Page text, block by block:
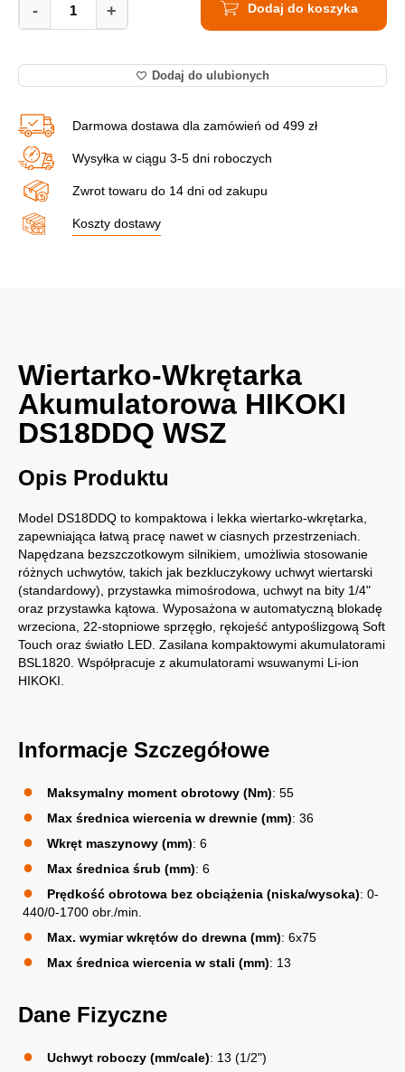
Wkrętarka
Akumulatorowa HIKOKI
WSZ
quantity
- + Dodaj do koszyka
Dodaj do ulubionych
Darmowa dostawa dla zamówień od 499 zł
Wysyłka w ciągu 3-5 dni roboczych
Zwrot towaru do 14 dni od zakupu
Koszty dostawy
Wiertarko-Wkrętarka
Akumulatorowa HIKOKI
DS18DDQ WSZ
Opis Produktu
Model DS18DDQ to kompaktowa i lekka wiertarko-wkrętarka,
zapewniająca łatwą pracę nawet w ciasnych przestrzeniach.
Napędzana bezszczotkowym silnikiem, umożliwia stosowanie
różnych uchwytów, takich jak bezkluczykowy uchwyt wiertarski
(standardowy), przystawka mimośrodowa, uchwyt na bity 1/4"
oraz przystawka kątowa. Wyposażona w automatyczną blokadę
wrzeciona, 22-stopniowe sprzęgło, rękojeść antypoślizgową Soft
Touch oraz światło LED. Zasilana kompaktowymi akumulatorami
BSL1820. Współpracuje z akumulatorami wsuwanymi Li-ion
HIKOKI.
Informacje Szczegółowe
Maksymalny moment obrotowy (Nm): 55
Max średnica wiercenia w drewnie (mm): 36
Wkręt maszynowy (mm): 6
Max średnica śrub (mm): 6
Prędkość obrotowa bez obciążenia (niska/wysoka): 0-
440/0-1700 obr./min.
Max. wymiar wkrętów do drewna (mm): 6x75
Max średnica wiercenia w stali (mm): 13
Dane Fizyczne
Uchwyt roboczy (mm/cale): 13 (1/2")